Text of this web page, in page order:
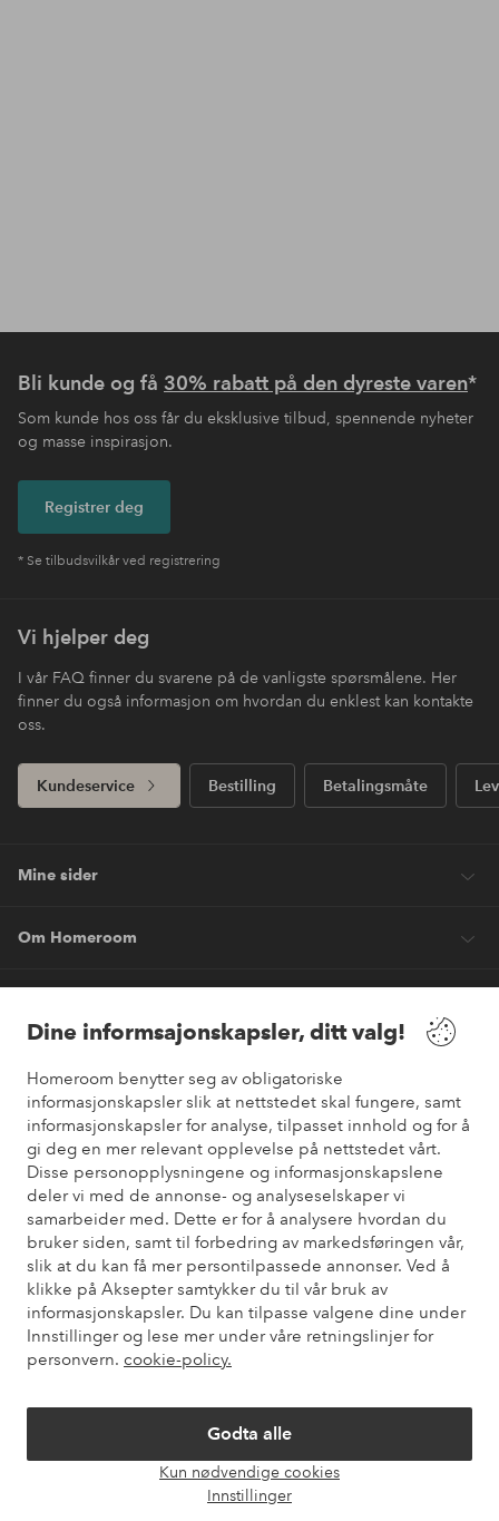
Dine informsajonskapsler, ditt valg!
Homeroom benytter seg av obligatoriske
informasjonskapsler slik at nettstedet skal fungere, samt
informasjonskapsler for analyse, tilpasset innhold og for å
gi deg en mer relevant opplevelse på nettstedet vårt.
Disse personopplysningene og informasjonskapslene
deler vi med de annonse- og analyseselskaper vi
samarbeider med. Dette er for å analysere hvordan du
bruker siden, samt til forbedring av markedsføringen vår,
slik at du kan få mer persontilpassede annonser. Ved å
klikke på Aksepter samtykker du til vår bruk av
informasjonskapsler. Du kan tilpasse valgene dine under
Innstillinger og lese mer under våre retningslinjer for
personvern. cookie-policy.
Godta alle
Kun nødvendige cookies
Innstillinger
Bli kunde og få 30% rabatt på den dyreste varen*
Som kunde hos oss får du eksklusive tilbud, spennende nyheter
og masse inspirasjon.
Registrer deg
* Se tilbudsvilkår ved registrering
Vi hjelper deg
I vår FAQ finner du svarene på de vanligste spørsmålene. Her
finner du også informasjon om hvordan du enklest kan kontakte
oss.
Kundeservice Bestilling Betalingsmåte
Mine sider
Om Homeroom
Venner
Sikre betalinger
Vil du vite mer om våre betalingsalternativer?
elpy